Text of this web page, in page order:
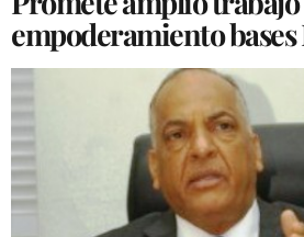
empoderamiento bases